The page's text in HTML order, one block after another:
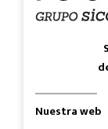
Nuestra web